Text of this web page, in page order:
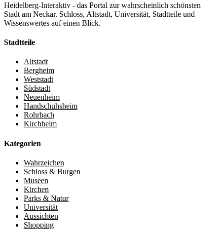
Heidelberg-Interaktiv - das Portal zur wahrscheinlich schönsten
Stadt am Neckar. Schloss, Altstadt, Universität, Stadtteile und
Wissenswertes auf einen Blick.
Stadtteile
Altstadt
Bergheim
Weststadt
Südstadt
Neuenheim
Handschuhsheim
Rohrbach
Kirchheim
Kategorien
Wahrzeichen
Schloss & Burgen
Museen
Kirchen
Parks & Natur
Universität
Aussichten
Shopping